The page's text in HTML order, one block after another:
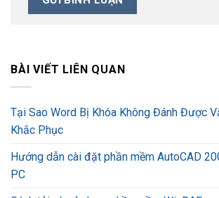
BÀI VIẾT LIÊN QUAN
Tại Sao Word Bị Khóa Không Đánh Được
Khắc Phục
Hướng dẫn cài đặt phần mềm AutoCAD
PC